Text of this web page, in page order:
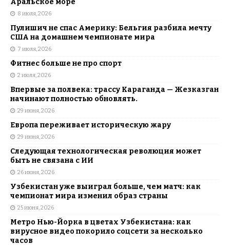
Аральское море
8 июля, 2026
Пулишич не спас Америку: Бельгия разбила мечту
США на домашнем чемпионате мира
7 июля, 2026
Фитнес больше не про спорт
2 июля, 2026
Впервые за полвека: трассу Караганда — Жезказган
начинают полностью обновлять.
29 июня, 2026
Европа переживает историческую жару
29 июня, 2026
Следующая технологическая революция может
быть не связана с ИИ
26 июня, 2026
Узбекистан уже выиграл больше, чем матч: как
чемпионат мира изменил образ страны
25 июня, 2026
Метро Нью-Йорка в цветах Узбекистана: как
вирусное видео покорило соцсети за несколько
часов